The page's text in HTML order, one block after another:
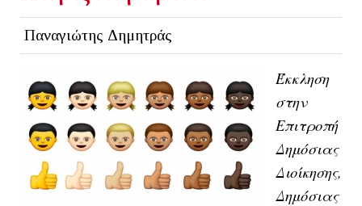
Παναγιώτης Δημητράς
Έκκληση
στην
Επιτροπή
Δημόσιας
Διοίκησης,
Δημόσιας